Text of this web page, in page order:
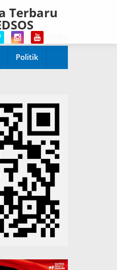
Terbaru
Kontributor Liputan
Politik